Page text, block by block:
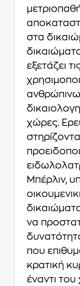
στα
εξετάζει
χώρες.
Mπέρλιν,
να
που
κρατική
έναντι του